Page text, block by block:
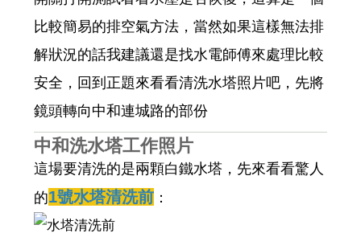
比較簡易的排空氣方法，當然如果這樣無法排
解狀況的話我建議還是找水電師傅來處理比較
安全，回到正題來看看清洗水塔照片吧，先將
鏡頭轉向中和連城路的部份
中和洗水塔工作照片
這場要清洗的是兩顆白鐵水塔，先來看看驚人
的1號水塔清洗前 ：